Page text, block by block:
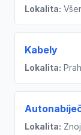
Lokalita:
Kabely
Lokalita:
Lokalita: